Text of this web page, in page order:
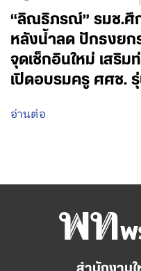
“ลิณธิภรณ์” รมช.ศึ
หลังน้ำลด ปักธงยก
จุดเช็กอินใหม่ เสริม
เปิดอบรมครู ศศช.
อ่านต่อ